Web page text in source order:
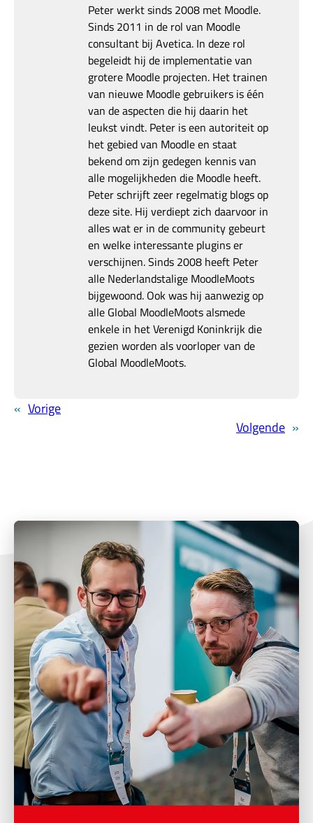
Peter werkt sinds 2008 met Moodle.
Sinds 2011 in de rol van Moodle
consultant bij Avetica. In deze rol
begeleidt hij de implementatie van
grotere Moodle projecten. Het trainen
van nieuwe Moodle gebruikers is één
van de aspecten die hij daarin het
leukst vindt. Peter is een autoriteit op
het gebied van Moodle en staat
bekend om zijn gedegen kennis van
alle mogelijkheden die Moodle heeft.
Peter schrijft zeer regelmatig blogs op
deze site. Hij verdiept zich daarvoor in
alles wat er in de community gebeurt
en welke interessante plugins er
verschijnen. Sinds 2008 heeft Peter
alle Nederlandstalige MoodleMoots
bijgewoond. Ook was hij aanwezig op
alle Global MoodleMoots alsmede
enkele in het Verenigd Koninkrijk die
gezien worden als voorloper van de
Global MoodleMoots.
« Vorige
Volgende »